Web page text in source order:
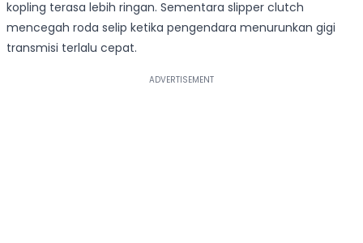
kopling terasa lebih ringan. Sementara slipper clutch
mencegah roda selip ketika pengendara menurunkan gigi
transmisi terlalu cepat.